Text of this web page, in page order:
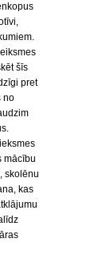
šīs
pret
no
mācību
skolēnu
kas